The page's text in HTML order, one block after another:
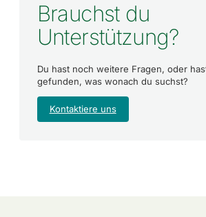
Brauchst du
Unterstützung?
Du hast noch weitere Fragen, oder
gefunden, was wonach du suchst?
Kontaktiere uns